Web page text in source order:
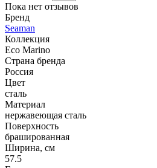
Пока нет отзывов
Бренд
Seaman
Коллекция
Eco Marino
Страна бренда
Россия
Цвет
сталь
Материал
нержавеющая сталь
Поверхность
брашированная
Ширина, см
57.5